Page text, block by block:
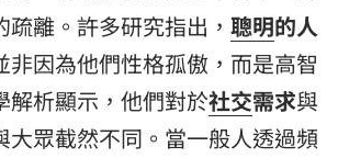
離。許多研究指出， 聰明的人
非因為他們性格孤傲，而是高智
解析顯示，他們對於社交需求與
大眾截然不同。當一般人透過頻